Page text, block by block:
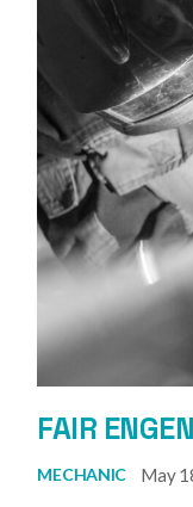
FAIR
MECHANIC May